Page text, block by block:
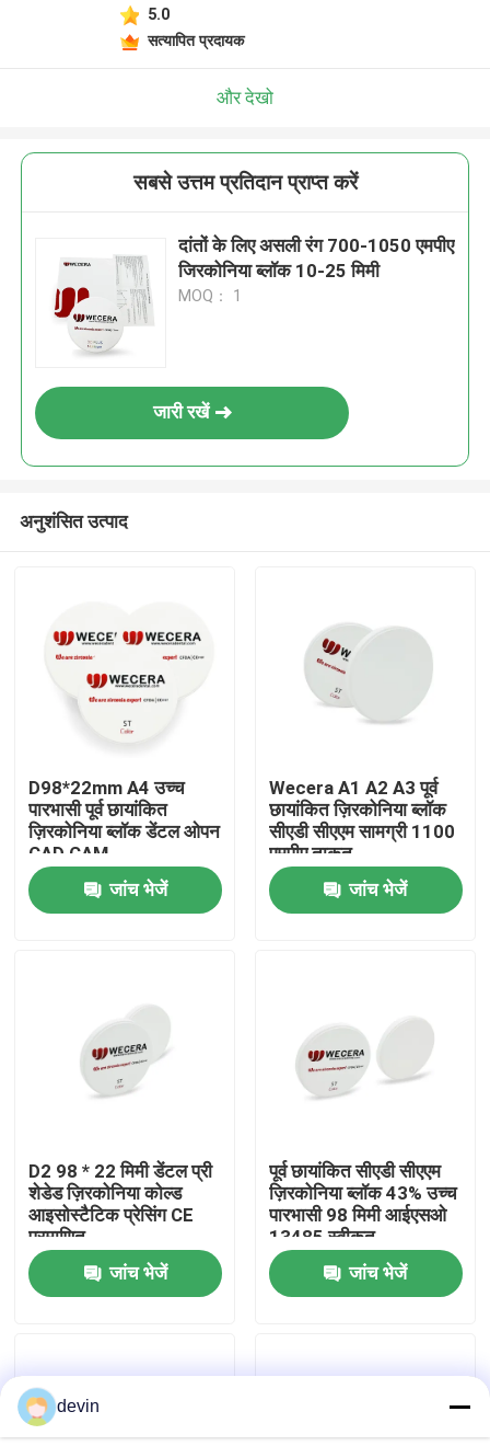
घर
हमारे बारे में
कारखाने का दौरा
गुणवत्ता नियंत्रण
हमसे संपर्क करें
उद्धरण मांगें
5.0
सत्यापित प्रदायक
और देखो
सबसे उत्तम प्रतिदान प्राप्त करें
दांतों के लिए असली रंग 700-1050 एमपीए
जिरकोनिया ब्लॉक 10-25 मिमी
MOQ： 1
जारी रखें
अनुशंसित उत्पाद
D98*22mm A4 उच्च
पारभासी पूर्व छायांकित
ज़िरकोनिया ब्लॉक डेंटल ओपन
CAD CAM
जांच भेजें
Wecera A1 A2 A3 पूर्व
छायांकित ज़िरकोनिया ब्लॉक
सीएडी सीएएम सामग्री 1100
एमपीए ताकत
जांच भेजें
D2 98 * 22 मिमी डेंटल प्री
शेडेड ज़िरकोनिया कोल्ड
आइसोस्टैटिक प्रेसिंग CE
प्रमाणित
जांच भेजें
पूर्व छायांकित सीएडी सीएएम
ज़िरकोनिया ब्लॉक 43% उच्च
पारभासी 98 मिमी आईएसओ
13485 स्वीकृत
जांच भेजें
devin